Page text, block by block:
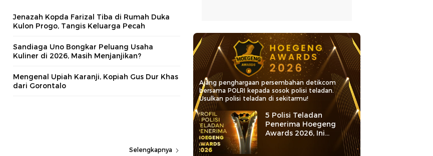
Jenazah Kopda Farizal Tiba di Rumah Duka
Kulon Progo, Tangis Keluarga Pecah
Sandiaga Uno Bongkar Peluang Usaha
Kuliner di 2026, Masih Menjanjikan?
Mengenal Upiah Karanji, Kopiah Gus Dur Khas
dari Gorontalo
Selengkapnya
Ajang penghargaan persembahan detikcom
bersama POLRI kepada sosok polisi teladan.
Usulkan polisi teladan di sekitarmu!
5 Polisi Teladan
Penerima Hoegeng
Awards 2026, Ini
Kategori dan Kiprahnya